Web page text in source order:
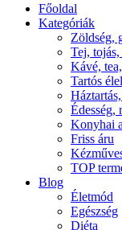
Főoldal
Kategóriák
Zöldség,
Tej,
Kávé,
Tartós
Édesség,
Konyhai
Friss áru
TOP
Blog
Életmód
Egészség
Diéta